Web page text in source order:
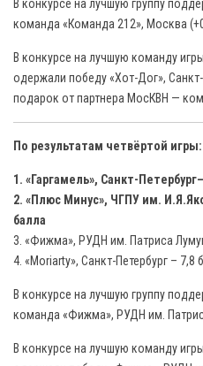
В конкурсе на лучшую группу
команда «Команда 212», Москва
В конкурсе на лучшую команду
одержали победу «Хот-Дог»,
подарок от партнера МосКВН —
По результатам четвёртой игры:
1. «Гаргамель», Санкт-
2. «Плюс Минус», ЧГПУ им.
балла
3. «Фижма», РУДН им. Патриса
4. «Moriarty», Санкт-Петербург – 7,8
В конкурсе на лучшую группу
команда «Фижма», РУДН им.
В конкурсе на лучшую команду